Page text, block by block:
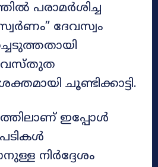
പരാമർശിച്ച
ദേവസ്വം
വസ്തുത
ചൂണ്ടിക്കാട്ടി.
ഇപ്പോൾ
നിർദ്ദേശം